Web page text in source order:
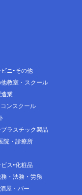
ニ その他
教室・スクール
業
ンスクール
プラスチック製品
院・診療所
ス 化粧品
・法務・労務
屋・バー